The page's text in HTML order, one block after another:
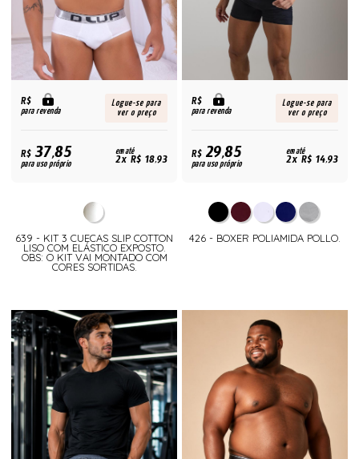
R$
para revenda
Logue-se para
ver o preço
R$37,85
para uso próprio
em até
2x R$ 18,93
639 - KIT 3 CUECAS SLIP COTTON
LISO COM ELÁSTICO EXPOSTO.
OBS: O KIT VAI MONTADO COM
CORES SORTIDAS.
R$
para revenda
Logue-se para
ver o preço
R$29,85
para uso próprio
em até
2x R$ 14,93
426 - BOXER POLIAMIDA POLLO.